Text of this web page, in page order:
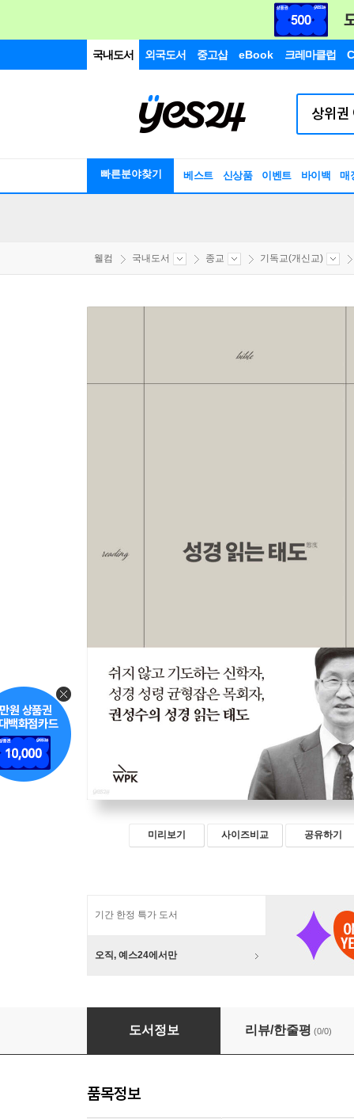
국내도서 외국도서 중고샵 eBook 크레마클럽
빠른분야찾기 베스트 신상품 이벤트 바이백 매
웰컴 국내도서 종교 기독교(개신교)
미리보기 사이즈비교 공유하기
기간 한정 특가 도서
오직, 예스24에서만
성경 읽는 태도
도서정보 리뷰/한줄평 (0/0)
품목정보